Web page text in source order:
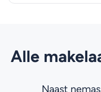
Alle
Naast